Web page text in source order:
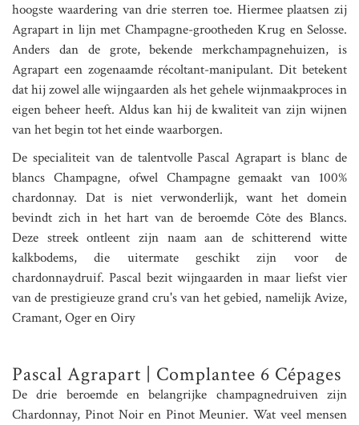
hoogste waardering van drie sterren toe. Hiermee plaatsen zij
Agrapart in lijn met Champagne-grootheden Krug en Selosse.
Anders dan de grote, bekende merkchampagnehuizen, is
Agrapart een zogenaamde récoltant-manipulant. Dit betekent
dat hij zowel alle wijngaarden als het gehele wijnmaakproces in
eigen beheer heeft. Aldus kan hij de kwaliteit van zijn wijnen
van het begin tot het einde waarborgen.
De specialiteit van de talentvolle Pascal Agrapart is blanc de
blancs Champagne, ofwel Champagne gemaakt van 100%
chardonnay. Dat is niet verwonderlijk, want het domein
bevindt zich in het hart van de beroemde Côte des Blancs.
Deze streek ontleent zijn naam aan de schitterend witte
kalkbodems, die uitermate geschikt zijn voor de
chardonnaydruif. Pascal bezit wijngaarden in maar liefst vier
van de prestigieuze grand cru's van het gebied, namelijk Avize,
Cramant, Oger en Oiry
Pascal Agrapart | Complantee 6 Cépages
De drie beroemde en belangrijke champagnedruiven zijn
Chardonnay, Pinot Noir en Pinot Meunier. Wat veel mensen